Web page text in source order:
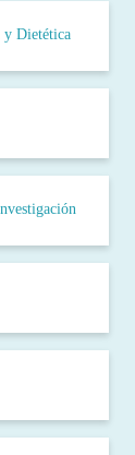
Dietética